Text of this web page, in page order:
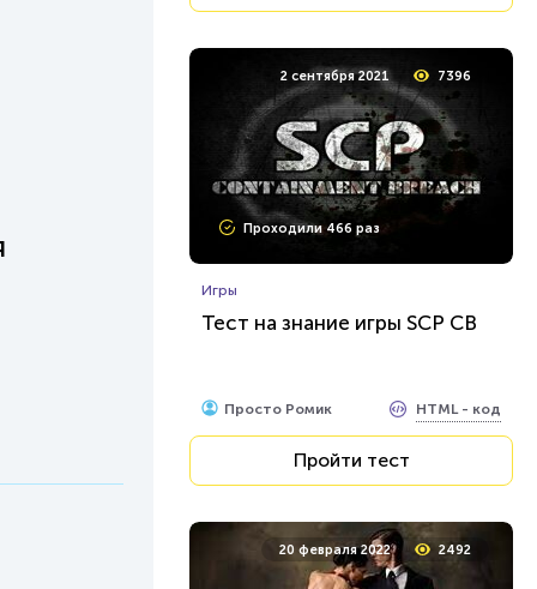
2 сентября 2021 7396
Проходили 466 раз
Игры
Тест на знание игры SCP CB
Просто Ромик HTML - код
Пройти тест
20 февраля 2022 2492